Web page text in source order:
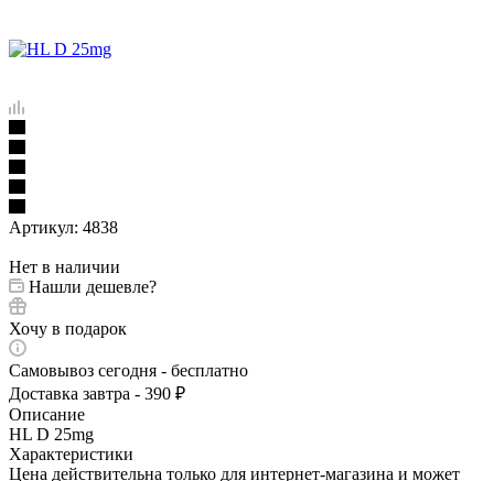
Артикул: 4838
Нет в наличии
Нашли дешевле?
Хочу в подарок
Самовывоз сегодня - бесплатно
Доставка завтра - 390 ₽
Описание
HL D 25mg
Характеристики
Цена действительна только для интернет-магазина и может